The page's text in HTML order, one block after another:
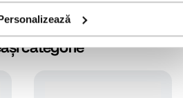
categorie